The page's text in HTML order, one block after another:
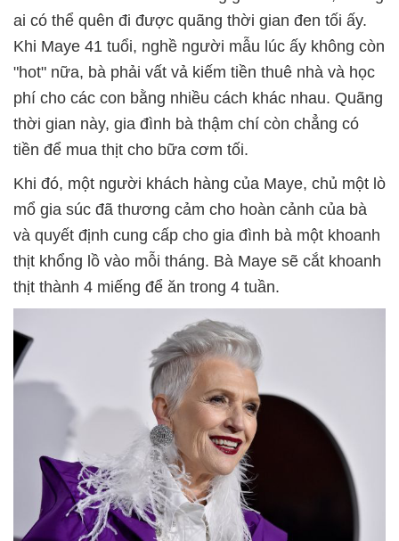
ai có thể quên đi được quãng thời gian đen tối ấy.
Khi Maye 41 tuổi, nghề người mẫu lúc ấy không còn
"hot" nữa, bà phải vất vả kiếm tiền thuê nhà và học
phí cho các con bằng nhiều cách khác nhau. Quãng
thời gian này, gia đình bà thậm chí còn chẳng có
tiền để mua thịt cho bữa cơm tối.
Khi đó, một người khách hàng của Maye, chủ một lò
mổ gia súc đã thương cảm cho hoàn cảnh của bà
và quyết định cung cấp cho gia đình bà một khoanh
thịt khổng lồ vào mỗi tháng. Bà Maye sẽ cắt khoanh
thịt thành 4 miếng để ăn trong 4 tuần.